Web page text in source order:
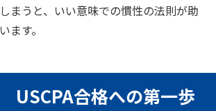
まうと、いい意味での慣性の法則が助
ます。
USCPA合格への第一歩